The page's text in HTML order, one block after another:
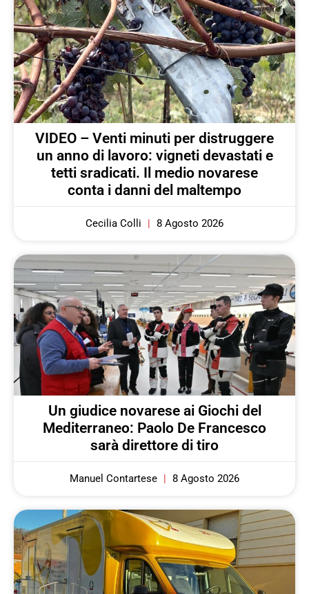
VIDEO – Venti minuti per distruggere
un anno di lavoro: vigneti devastati e
tetti sradicati. Il medio novarese
conta i danni del maltempo
Cecilia Colli 8 Agosto 2026
Un giudice novarese ai Giochi del
Mediterraneo: Paolo De Francesco
sarà direttore di tiro
Manuel Contartese 8 Agosto 2026